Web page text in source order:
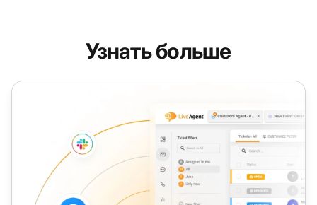
Узнать больше
Service Desk